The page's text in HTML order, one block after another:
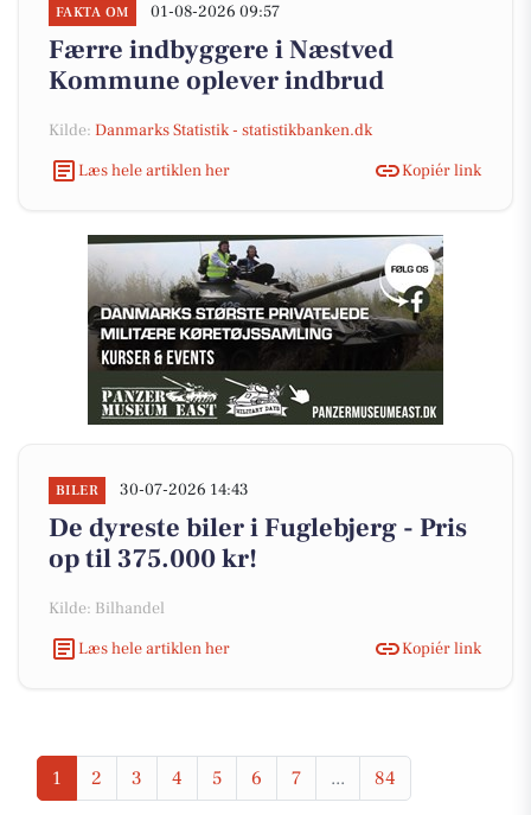
FAKTA OM 01-08-2026 09:57
Færre indbyggere i Næstved
Kommune oplever indbrud
Kilde: Danmarks Statistik - statistikbanken.dk
Læs hele artiklen her
Kopiér link
BILER 30-07-2026 14:43
De dyreste biler i Fuglebjerg - Pris
op til 375.000 kr!
Kilde: Bilhandel
Læs hele artiklen her
Kopiér link
1 2 3 4 5 6 7 ... 84